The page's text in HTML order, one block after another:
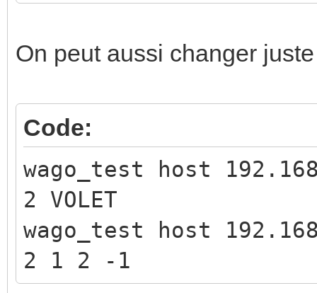
set_output:
heartbeat
PLC)
set_dali:
On peut aussi changer
Code:
wago_test host
2 VOLET
wago_test host
2 1 2 -1